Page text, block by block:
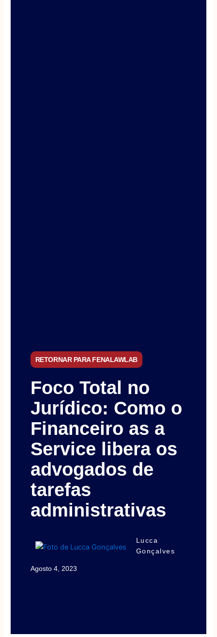
RETORNAR PARA FENALAWLAB
Foco Total no
Jurídico: Como o
Financeiro as a
Service libera os
advogados de
tarefas
administrativas
Lucca
Gonçalves
Agosto 4, 2023